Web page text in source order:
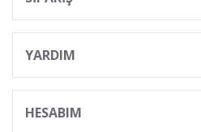
YARDIM
HESABIM